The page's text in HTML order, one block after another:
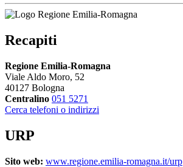
Recapiti
Regione Emilia-Romagna
Viale Aldo Moro, 52
40127 Bologna
Centralino 051 5271
Cerca telefoni o indirizzi
URP
Sito web: www.regione.emilia-romagna.it/urp